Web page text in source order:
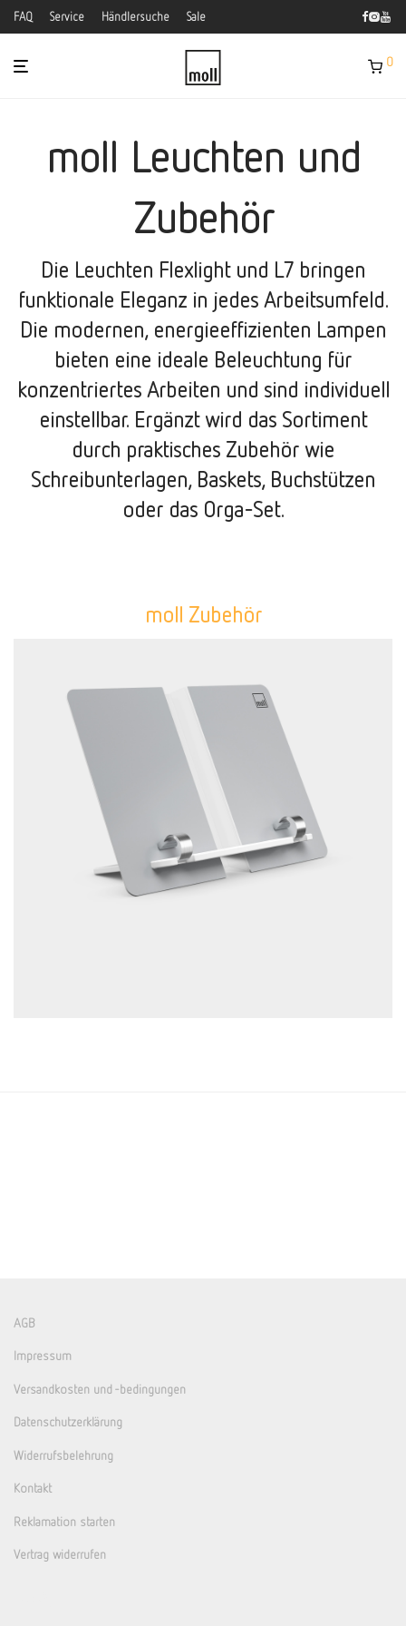
FAQ Service Händlersuche Sale
0
moll Leuchten und
Zubehör
Die Leuchten Flexlight und L7 bringen
funktionale Eleganz in jedes Arbeitsumfeld.
Die modernen, energieeffizienten Lampen
bieten eine ideale Beleuchtung für
konzentriertes Arbeiten und sind individuell
einstellbar. Ergänzt wird das Sortiment
durch praktisches Zubehör wie
Schreibunterlagen, Baskets, Buchstützen
oder das Orga-Set.
moll Zubehör
AGB
Impressum
Versandkosten und -bedingungen
Datenschutzerklärung
Widerrufsbelehrung
Kontakt
Reklamation starten
Vertrag widerrufen